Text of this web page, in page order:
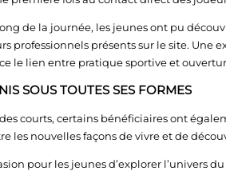
de la journée, les jeunes ont pu
professionnels présents sur le site. Une
le lien entre pratique sportive et
SOUS TOUTES SES FORMES
courts, certains bénéficiaires ont
les nouvelles façons de vivre et de
pour les jeunes d’explorer l’univers